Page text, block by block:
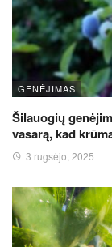
GENĖJIMAS
Šilauogių
vasarą, kad
3 rugsėjo, 2025